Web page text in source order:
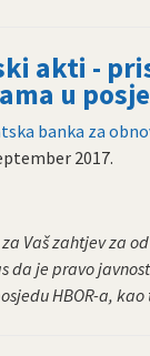
akti -
u
banka za
2017.
Vaš zahtjev za
da je pravo
HBOR-a, kao